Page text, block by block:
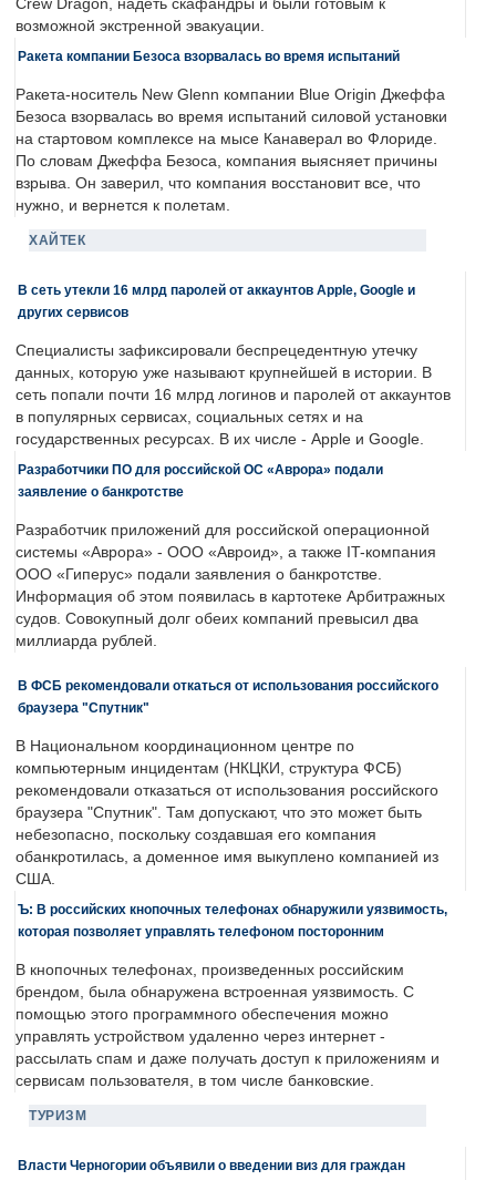
Crew Dragon, надеть скафандры и были готовым к
возможной экстренной эвакуации.
Ракета компании Безоса взорвалась во время испытаний
Ракета-носитель New Glenn компании Blue Origin Джеффа
Безоса взорвалась во время испытаний силовой установки
на стартовом комплексе на мысе Канаверал во Флориде.
По словам Джеффа Безоса, компания выясняет причины
взрыва. Он заверил, что компания восстановит все, что
нужно, и вернется к полетам.
ХАЙТЕК
В сеть утекли 16 млрд паролей от аккаунтов Apple, Google и
других сервисов
Специалисты зафиксировали беспрецедентную утечку
данных, которую уже называют крупнейшей в истории. В
сеть попали почти 16 млрд логинов и паролей от аккаунтов
в популярных сервисах, социальных сетях и на
государственных ресурсах. В их числе - Apple и Google.
Разработчики ПО для российской ОС «Аврора» подали
заявление о банкротстве
Разработчик приложений для российской операционной
системы «Аврора» - ООО «Авроид», а также IT-компания
ООО «Гиперус» подали заявления о банкротстве.
Информация об этом появилась в картотеке Арбитражных
судов. Совокупный долг обеих компаний превысил два
миллиарда рублей.
В ФСБ рекомендовали откаться от использования российского
браузера "Спутник"
В Национальном координационном центре по
компьютерным инцидентам (НКЦКИ, структура ФСБ)
рекомендовали отказаться от использования российского
браузера "Спутник". Там допускают, что это может быть
небезопасно, поскольку создавшая его компания
обанкротилась, а доменное имя выкуплено компанией из
США.
Ъ: В российских кнопочных телефонах обнаружили уязвимость,
которая позволяет управлять телефоном посторонним
В кнопочных телефонах, произведенных российским
брендом, была обнаружена встроенная уязвимость. С
помощью этого программного обеспечения можно
управлять устройством удаленно через интернет -
рассылать спам и даже получать доступ к приложениям и
сервисам пользователя, в том числе банковские.
ТУРИЗМ
Власти Черногории объявили о введении виз для граждан